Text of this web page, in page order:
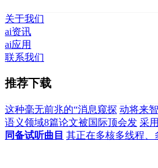
关于我们
ai资讯
ai应用
联系我们
推荐下载
这种毫无前兆的“消息窥探 动将来
语义领域8篇论文被国际顶会发 采
同备试听曲目 其正在多核多线程